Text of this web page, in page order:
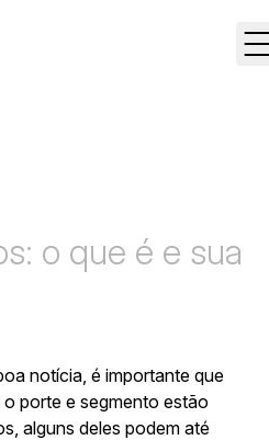
o que é e sua
notícia, é importante que
porte e segmento estão
alguns deles podem até